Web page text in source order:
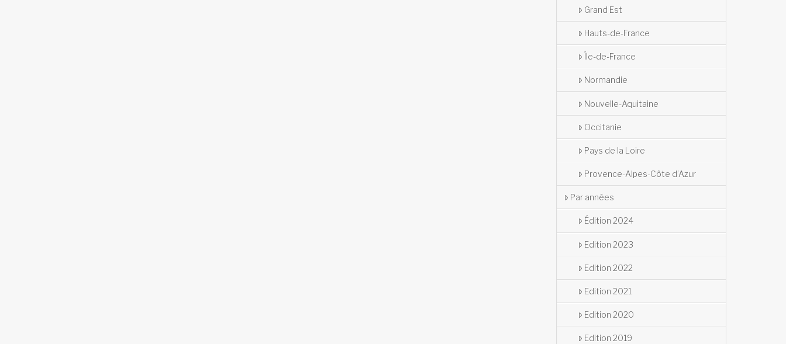
Grand Est
Hauts-de-France
Île-de-France
Normandie
Nouvelle-Aquitaine
Occitanie
Pays de la Loire
Provence-Alpes-Côte d’Azur
Par années
Édition 2024
Edition 2023
Edition 2022
Edition 2021
Edition 2020
Edition 2019